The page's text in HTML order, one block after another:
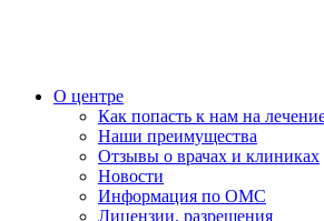
О центре
Как попасть к нам на
Наши преимущества
Отзывы о врачах и клиниках
Новости
Информация по ОМС
Лицензии, разрешения